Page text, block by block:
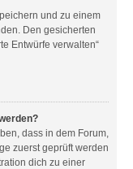
und zu einem
Den gesicherten
Entwürfe verwalten“
dass in dem Forum,
zuerst geprüft werden
dich zu einer